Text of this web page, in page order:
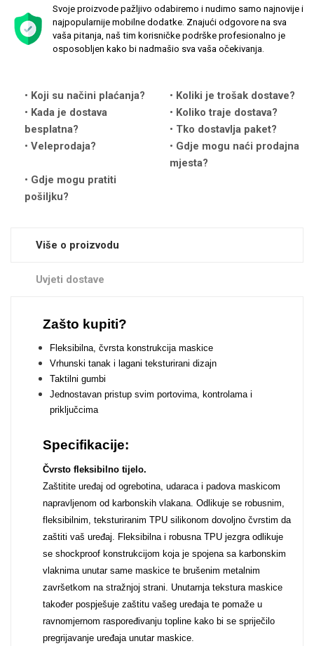
Svoje proizvode pažljivo odabiremo i nudimo samo najnovije i
najpopularnije mobilne dodatke. Znajući odgovore na sva
vaša pitanja, naš tim korisničke podrške profesionalno je
osposobljen kako bi nadmašio sva vaša očekivanja.
Koji su načini plaćanja?
Koliki je trošak dostave?
Kada je dostava
besplatna?
Koliko traje dostava?
Tko dostavlja paket?
Veleprodaja?
Gdje mogu naći prodajna
mjesta?
Gdje mogu pratiti
pošiljku?
Više o proizvodu
Uvjeti dostave
Zašto kupiti?
Fleksibilna, čvrsta konstrukcija maskice
Vrhunski tanak i lagani teksturirani dizajn
Taktilni gumbi
Jednostavan pristup svim portovima, kontrolama i
priključcima
Specifikacije:
Čvrsto fleksibilno tijelo.
Zaštitite uređaj od ogrebotina, udaraca i padova maskicom
napravljenom od karbonskih vlakana. Odlikuje se robusnim,
fleksibilnim, teksturiranim TPU silikonom dovoljno čvrstim da
zaštiti vaš uređaj. Fleksibilna i robusna TPU jezgra odlikuje
se shockproof konstrukcijom koja je spojena sa karbonskim
vlaknima unutar same maskice te brušenim metalnim
završetkom na stražnjoj strani. Unutarnja tekstura maskice
također pospješuje zaštitu vašeg uređaja te pomaže u
ravnomjernom raspoređivanju topline kako bi se spriječilo
pregrijavanje uređaja unutar maskice.
Love motivi I Need Some Space
Zodiac
Monogrami Dječji motivi